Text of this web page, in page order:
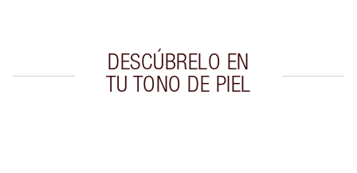
DESCÚBRELO EN
TU TONO DE PIEL